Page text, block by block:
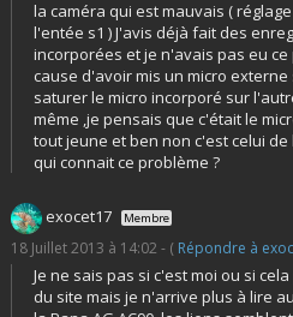
la caméra qui est mauvais (
l'entée s1 ) J'avis déjà fait des
incorporées et je n'avais pas eu
cause d'avoir mis un micro
saturer le micro incorporé sur
même ,je pensais que c'était le
tout jeune et ben non c'est celui de
qui connait ce problème ?
exocet17 Membre
18 Juillet 2013 à 14:02 - ( Répondre à
Je ne sais pas si c'est moi ou si
du site mais je n'arrive plus à lire